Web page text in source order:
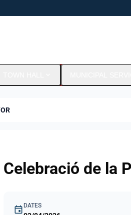
Celebració de la
event DATES